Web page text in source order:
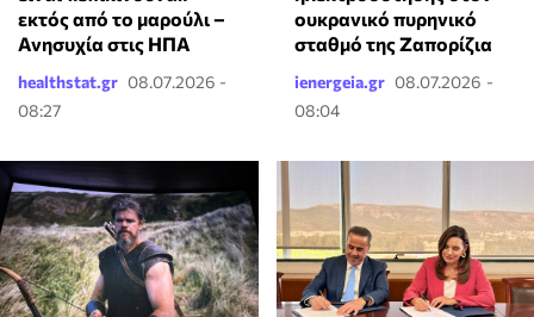
εκτός από το μαρούλι –
Ανησυχία στις ΗΠΑ
healthstat.gr 08.07.2026 -
08:27
ουκρανικό πυρηνικό
σταθμό της Ζαπορίζια
ienergeia.gr 08.07.2026 -
08:04